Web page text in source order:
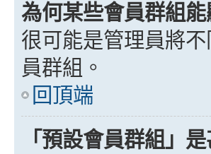
為何某些會員群組
很可能是管理員將
員群組。
回頂端
「預設會員群組」